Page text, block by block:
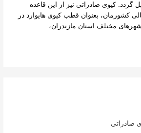
گردد. کیوی صادراتی نیز از این قاعده
کشورمان، بعنوان قطب کیوی هایوارد در
مختلف استان مازندران،
صادراتی